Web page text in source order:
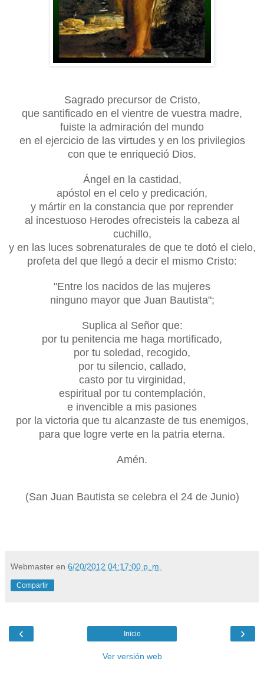
Sagrado precursor de Cristo,
que santificado en el vientre de vuestra madre,
fuiste la admiración del mundo
en el ejercicio de las virtudes y en los privilegios
con que te enriqueció Dios.
Ángel en la castidad,
apóstol en el celo y predicación,
y mártir en la constancia que por reprender
al incestuoso Herodes ofrecisteis la cabeza al
cuchillo,
y en las luces sobrenaturales de que te dotó el cielo,
profeta del que llegó a decir el mismo Cristo:
"Entre los nacidos de las mujeres
ninguno mayor que Juan Bautista";
Suplica al Señor que:
por tu penitencia me haga mortificado,
por tu soledad, recogido,
por tu silencio, callado,
casto por tu virginidad,
espiritual por tu contemplación,
e invencible a mis pasiones
por la victoria que tu alcanzaste de tus enemigos,
para que logre verte en la patria eterna.
Amén.
(San Juan Bautista se celebra el 24 de Junio)
Webmaster en 6/20/2012 04:17:00 p. m.
Compartir
‹ ›
Inicio
Ver versión web